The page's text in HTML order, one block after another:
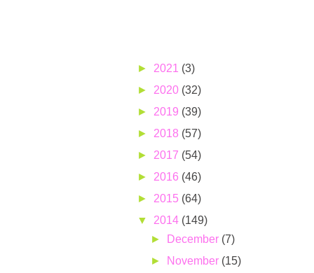
► 2021 (3)
► 2020 (32)
► 2019 (39)
► 2018 (57)
► 2017 (54)
► 2016 (46)
► 2015 (64)
▼ 2014 (149)
►
December (7)
►
November (15)